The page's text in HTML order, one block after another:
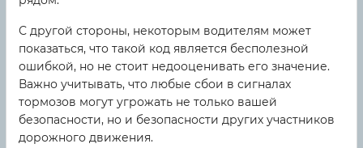
С другой стороны, некоторым водителям может
показаться, что такой код является бесполезной
ошибкой, но не стоит недооценивать его значение.
Важно учитывать, что любые сбои в сигналах
тормозов могут угрожать не только вашей
безопасности, но и безопасности других участников
дорожного движения.